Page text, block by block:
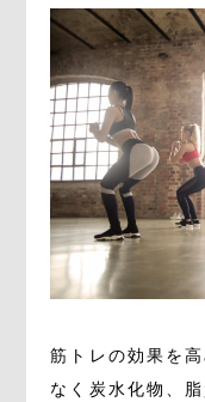
筋トレの効果を
なく炭水化物、